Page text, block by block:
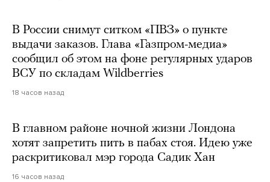
В России снимут ситком «ПВЗ» о пункте
выдачи заказов. Глава «Газпром-медиа»
сообщил об этом на фоне регулярных ударов
ВСУ по складам Wildberries
18 часов назад
В главном районе ночной жизни Лондона
хотят запретить пить в пабах стоя. Идею уже
раскритиковал мэр города Садик Хан
16 часов назад